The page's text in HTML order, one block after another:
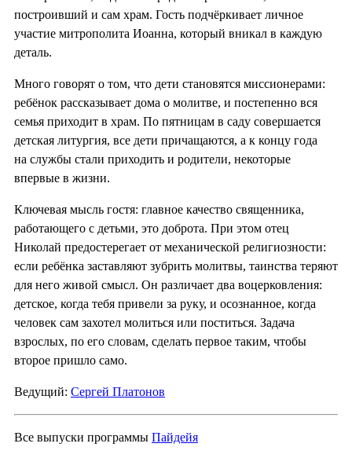
построивший и сам храм. Гость подчёркивает личное
участие митрополита Иоанна, который вникал в каждую
деталь.
Много говорят о том, что дети становятся миссионерами:
ребёнок рассказывает дома о молитве, и постепенно вся
семья приходит в храм. По пятницам в саду совершается
детская литургия, все дети причащаются, а к концу года
на службы стали приходить и родители, некоторые
впервые в жизни.
Ключевая мысль гостя: главное качество священника,
работающего с детьми, это доброта. При этом отец
Николай предостерегает от механической религиозности:
если ребёнка заставляют зубрить молитвы, таинства теряют
для него живой смысл. Он различает два воцерковления:
детское, когда тебя привели за руку, и осознанное, когда
человек сам захотел молиться или поститься. Задача
взрослых, по его словам, сделать первое таким, чтобы
второе пришло само.
Ведущий: Сергей Платонов
Все выпуски программы Пайдейя